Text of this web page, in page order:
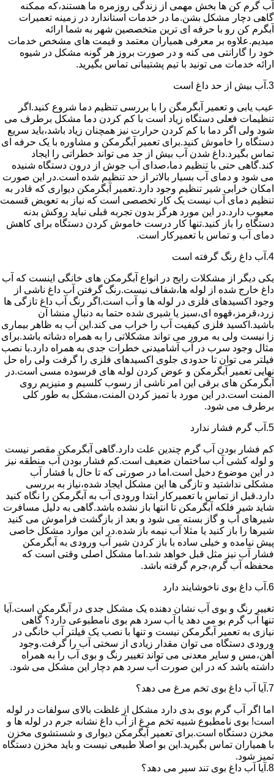
آب گرم کن ها بخش مهمی از زندگی روزمره ما هستند،که ممکنه
گاهی دچار مشکل بشن.ما در خدمات استاندارد در زمینه تعمیرات
آبگرم کن رو با حرفه ای ترین متخصصین شهر به شما ارائه
میدیم.علاوه بر معرفی همیاران معتمد و قیمت های مشخص خدمات
خود را گارانتی می کنه و در صورت بروز هر گونه مشکل در شیوه
ارائه خدمات می تونید با تیم پشتیبانی تماس بگیرید.
3.آب بیش از حد داغ است
عیب یابی و تعمیر آبگرمگن را با بررسی تنظیم دما شروع کنید.اگر
تنظیمات فعلی دستگاه زیاد است با کم کردن دما مشکل برطرف می
شود ولی اگر دما با کم کردن حرارت نیز همچنان زیاد باشد،باید سریع
دستگاه را خاموش کنید.برای تعمیر آبگرمکن و مشاوره با یک حرفه ای
تماس بگیرد.داغ شدن آب بیش از حد می تواند خطراتی را ایجاد
کند.گاهی حتی با تنظیم دما،صدای آب جوش از درون دستگاه شنیده
می شود و دمای آب بسیار بالاتر از حد تنظیم شده است.در این صورت
امکان خرابی شیر تنظیم وجود دارد.تعمیر آبگرمکن دیواری که قادر به
تنظیم دمای آب نیست یک کار تخصصی است که نیاز به تعویض قسمت
معیوب دارد.در این مورد هرگز بدون تجربه قبلی نباید روکش بدنه
دستگاه را باز کنید.تنها کار درست خاموش کردن دستگاه برای کاهش
دمای آب و تماس با تعمیرکار است.
4.آب داغ رنگ گرفته است
یکی دیگر از مشکلات رایج در انواع آبگرمکن های خانگی اینست که آب
داغ خارج شده از لوله ها،شفاف نیست.رنگ گرفتن آب داغ ناشی از
وجود اکسیدهای فلزی در لوله ها و آب است.اگر رنگ آب داغ تازگی ها
زرد،قرمز،قهوه ای،سبز یا شیری شده حتما به دنبال منشا آن
باشید.اکسید فلزی کیفیت آب را خراب می کند.این آب به ظاهر بیماری
زا نیست ولی به مرور می تواند مشکلاتی را به همراه دشاته باشد.برای
مثال وجود سرب در آب آشامیدنی خطرات جدی به همراه دارد.با نصب
فیلتر می توان تا حدودی جلوی اکسیدهای فلزی را گرفت ولی راه حل
نهایی تعمیر آبگرمکن و عوض کردن لوله های فرسوده مسی است.در
آبگرمکن های برقی این امر ناشی از رسوب کلسیم و منیزیم روی
المنت است.در این مورد با تمیز کردن المنت،مشکل به طور کلی
برطرف می شود.
5.آب گرم فشار ندارد
کم فشار بودن آب گرم چندین علت دارد.گاهی آبگرمکن مقصر نیست
و لوله کشی آب ساختمان ضعیف است.کم فشار بودن آب منطقه نیز
در این موضوع دخیل است.اما در صورتی که تا حال با فشار آب
مشکلی نداشتید و تازگی ها این مشکل ایجاد شده،نیاز به بررسی
دارد.قبل از تماس با تعمیرکار ابتدا ورودی آب به آبگرمکن را نگاه کنید
شاید شیر فلکه آبگرمکن تا انتها باز نشده باشد.گاهی به دلیل مسافرت
شیرهای آب و گاز بسته می شود و بعد از بازگشت فراموش می کنید
شیرها را باز کنید یا مثلا آب نیمه باز شده.در این موارد مشکل خاصی
پیش نیامده و خیلی ساده با باز کردن شیر آب ورودی به آبگرمکن
فشار آب نیز مثل قبل خواهد شد.اما مشکل اصلی وقتی است که
محفظه آب گرم،جرم گرفته باشد.
6.آب داغ بوی ناخوشایند دارد
تغییر رنگ و بوی آب نشان دهنده یک مشکل جدی در آبگرمکن است.آیا
تنها آب گرم بو می دهد یا آب سرد هم بوی نامطبوعی دارد؟ گاهی
نیازی به تعمیر آبگرمکن نیست و تنها با نصب یک فیلتر آب خانگی در
ورودی دستگاه می توان مقدار زیادی از سختی آب را گرفت.وجود
آهن،مس و سایر معدنی می تواند تغییر رنگ و بوی آب را به همراه
داشته باشد که در این صورت آب سرد هم دچار این مشکل می شود.
7.آیا آب داغ بوی تخم مرغ می دهد؟
اما اگر آب گرم بوی بدی دارد مشکل از غلظت بالای سولفات در لوله
است! بوی نامطبوع شبیه تخم مرغ از آب داغ نشانه جرم در لوله ها و
مخزن دستگاه است.برای تعمیر آبگرمکن دیواری و شستشوی مخزن
با همیاران تماس بگیرید.این بو اصلا طبیعی نیست و باید مخزن دستگاه
تمیز شود.
8.آیا آب داغ بوی تند سیر می دهد؟